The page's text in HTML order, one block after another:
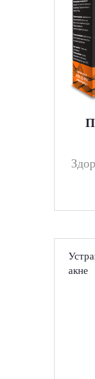
акне